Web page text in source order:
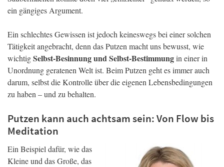
ein gängiges Argument.
Ein schlechtes Gewissen ist jedoch keineswegs bei einer solchen
Tätigkeit angebracht, denn das Putzen macht uns bewusst, wie
wichtigSelbst-Besinnung und Selbst-Bestimmungin einer in
Unordnung geratenen Welt ist. Beim Putzen geht es immer auch
darum, selbst die Kontrolle über die eigenen Lebensbedingungen
zu haben – und zu behalten.
Putzen kann auch achtsam sein: Von Flow bis
Meditation
Ein Beispiel dafür, wie das
Kleine und das Große, das